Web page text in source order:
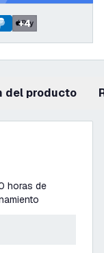
+4
del producto
horas de